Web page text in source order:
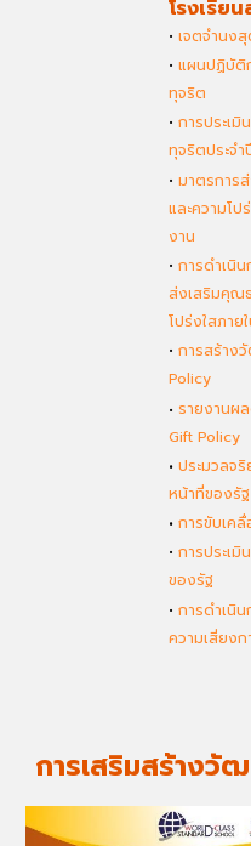
โรงเรีย
• เจตจำนง
• แผนปฏิบัติ
ทุจริต
• การประเมิ
ทุจริตประจำ
• มาตรการ
และความโป
งาน
• การดำเนิ
ส่งเสริมคุณ
โปร่งใสภาย
• การสร้าง
Policy
• รายงานผ
Gift Policy
• ประมวลจริ
หน้าที่ของรัฐ
• การขับเค
• การประเมิ
ของรัฐ
• การดำเนิ
ความเสี่ยง
การเสริมสร้างวั